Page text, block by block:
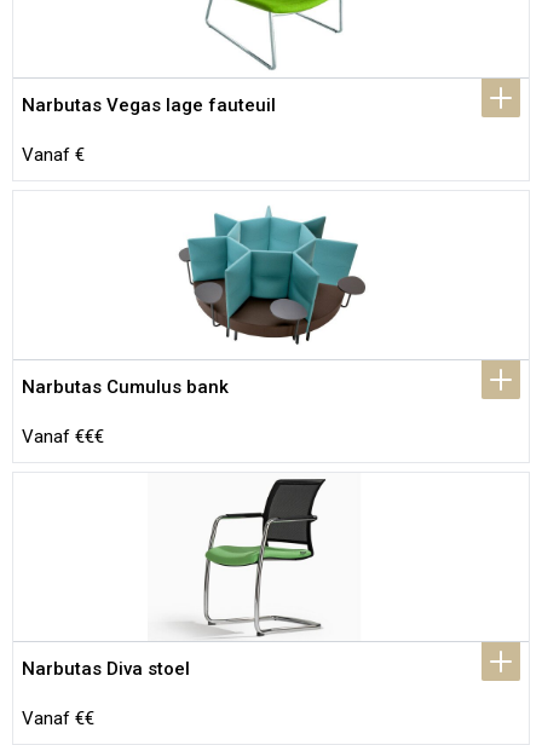
Narbutas Vegas lage fauteuil
Vanaf €
Narbutas Cumulus bank
Vanaf €€€
Narbutas Diva stoel
Vanaf €€